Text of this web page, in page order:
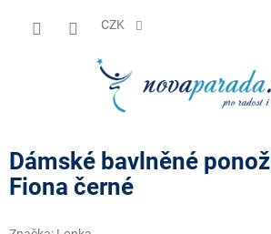
CZK
Dámské bavlněné
Fiona černé